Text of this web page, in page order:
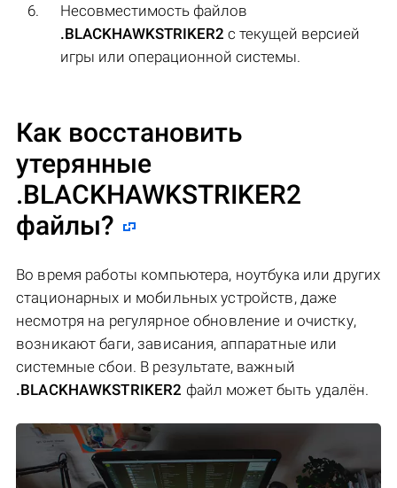
Несовместимость файлов
.BLACKHAWKSTRIKER2 с текущей версией
игры или операционной системы.
Как восстановить
утерянные
.BLACKHAWKSTRIKER2
файлы?
Во время работы компьютера, ноутбука или других
стационарных и мобильных устройств, даже
несмотря на регулярное обновление и очистку,
возникают баги, зависания, аппаратные или
системные сбои. В результате, важный
.BLACKHAWKSTRIKER2 файл может быть удалён.